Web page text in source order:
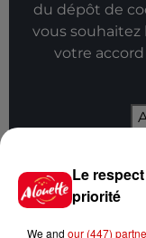
du dépôt de
vous souhaitez
votre
Le
priorité
We and our (447)